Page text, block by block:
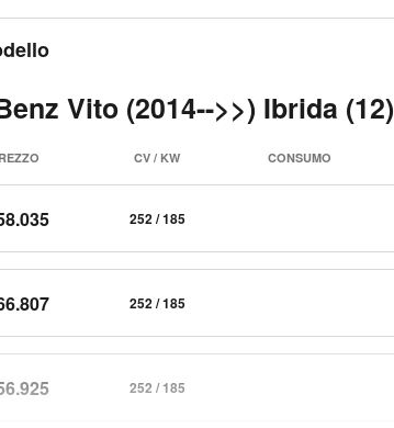
Vito (2014-->>) Ibrida (12)
CV / KW CONSUMO
252 / 185
252 / 185
252 / 185